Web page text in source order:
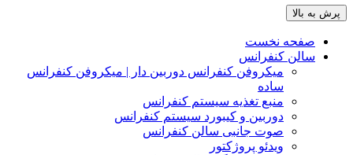
پرش به بالا
صفحه نخست
سالن کنفرانس
میکروفن کنفرانس دوربین دار | میکروفن کنفرانس
ساده
منبع تغذیه سیستم کنفرانس
دوربین و کیبورد سیستم کنفرانس
صوت جانبی سالن کنفرانس
ویدئو پروژکتور